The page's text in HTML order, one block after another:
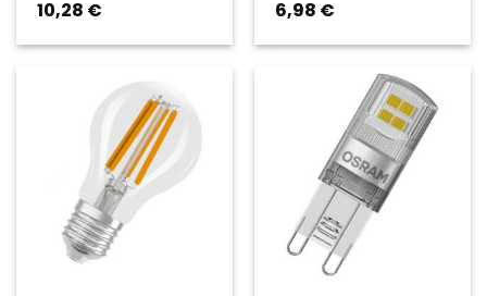
10,28 €
6,98 €